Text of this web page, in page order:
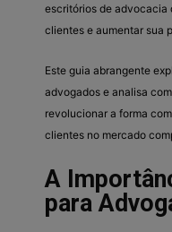
escritórios de advocacia
clientes e aumentar sua
Este guia abrangente
advogados e analisa
revolucionar a forma
clientes no mercado
A
para